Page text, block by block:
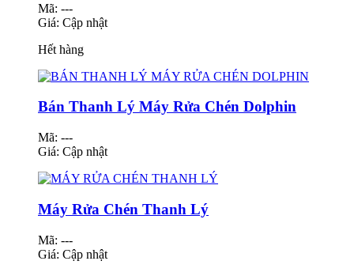
Mã: ---
Giá: Cập nhật
Hết hàng
Bán Thanh Lý Máy Rửa Chén Dolphin
Mã: ---
Giá: Cập nhật
Máy Rửa Chén Thanh Lý
Mã: ---
Giá: Cập nhật